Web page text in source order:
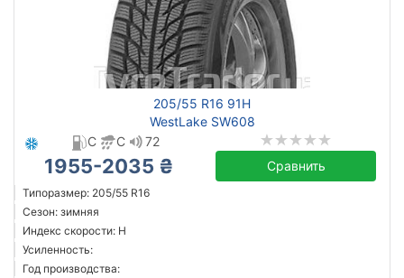
205/55 R16 91H
WestLake SW608
C
C 72
1955-2035 ₴ Сравнить
Типоразмер: 205/55 R16
Сезон: зимняя
Индекс скорости: H
Усиленность:
Год производства: